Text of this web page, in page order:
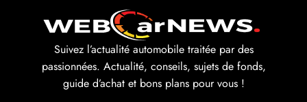
Suivez l’actualité automobile traitée par des
passionnées. Actualité, conseils, sujets de fonds,
guide d’achat et bons plans pour vous !